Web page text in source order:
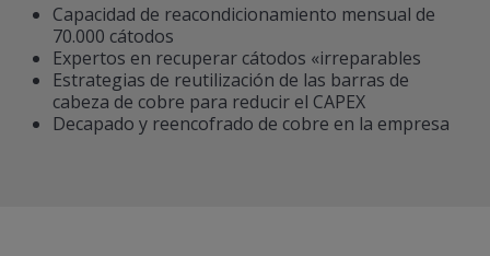
Capacidad de reacondicionamiento mensual de
70.000 cátodos
Expertos en recuperar cátodos «irreparables
Estrategias de reutilización de las barras de
cabeza de cobre para reducir el CAPEX
Decapado y reencofrado de cobre en la empresa